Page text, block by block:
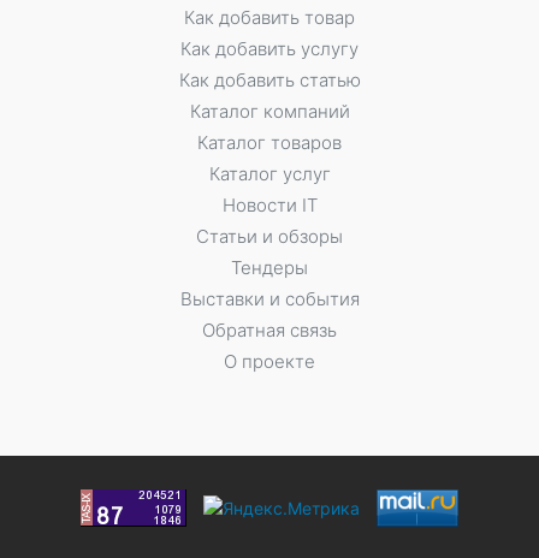
Как добавить товар
Как добавить услугу
Как добавить статью
Каталог компаний
Каталог товаров
Каталог услуг
Новости IT
Статьи и обзоры
Тендеры
Выставки и события
Обратная связь
О проекте